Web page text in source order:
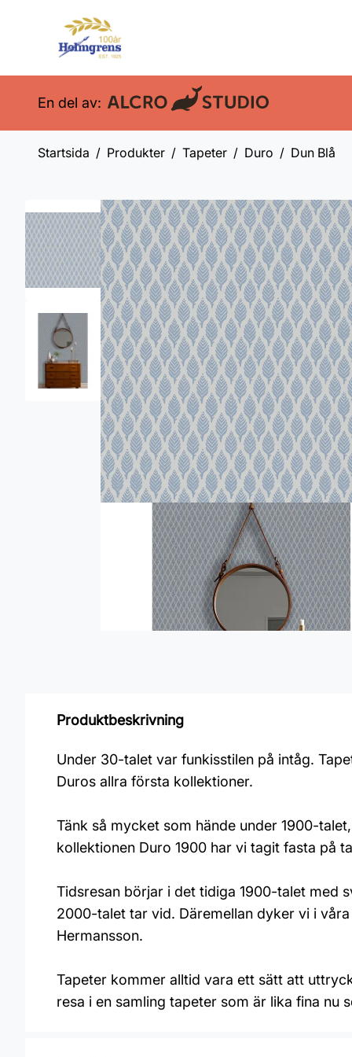
En del av:
Startsida Produkter Tapeter Duro Dun Blå
Produktbeskrivning
Under 30-talet var funkisstilen på intåg.
Duros allra första kollektioner.
Tänk så mycket som hände under 1900-
kollektionen Duro 1900 har vi tagit fasta på
Tidsresan börjar i det tidiga 1900-talet med
2000-talet tar vid. Däremellan dyker vi i
Hermansson.
Tapeter kommer alltid vara ett sätt att
resa i en samling tapeter som är lika fina nu